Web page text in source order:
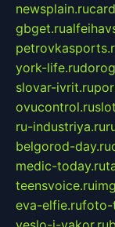
newsplain.ru
gbget.ru
york-life.ru
slovar-ivrit.ru
ovucontrol.ru
ru-industriya.ru
belgorod-day.ru
medic-today.ru
teensvoice.ru
eva-elfie.rufoto-